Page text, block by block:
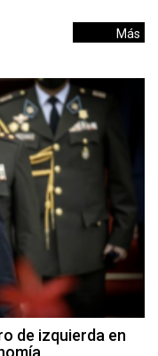
Más
de izquierda en